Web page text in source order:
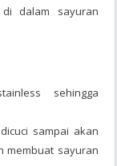
dalam sayuran
sehingga
sampai akan
membuat sayuran